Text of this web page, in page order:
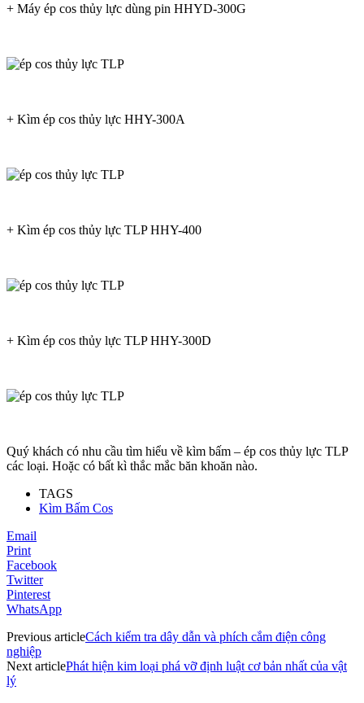
+ Máy ép cos thủy lực dùng pin HHYD-300G
+ Kìm ép cos thủy lực HHY-300A
+ Kìm ép cos thủy lực TLP HHY-400
+ Kìm ép cos thủy lực TLP HHY-300D
Quý khách có nhu cầu tìm hiểu về kìm bấm – ép cos thủy lực TLP
các loại. Hoặc có bất kì thắc mắc băn khoăn nào.
TAGS
Kìm Bấm Cos
Email
Print
Facebook
Twitter
Pinterest
WhatsApp
Previous articleCách kiểm tra dây dẫn và phích cắm điện công
nghiệp
Next articlePhát hiện kim loại phá vỡ định luật cơ bản nhất của vật
lý